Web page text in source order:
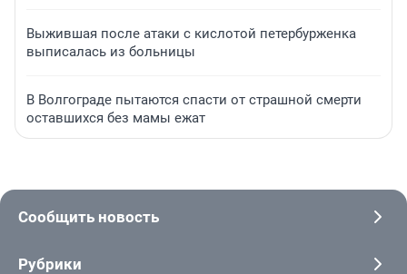
Выжившая после атаки с кислотой петербурженка
выписалась из больницы
В Волгограде пытаются спасти от страшной смерти
оставшихся без мамы ежат
Сообщить новость
Рубрики